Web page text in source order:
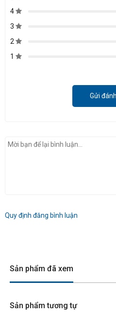
4
3
2
1
Gửi
Quy định đăng bình luận
Sản phẩm đã xem
Sản phẩm tương tự